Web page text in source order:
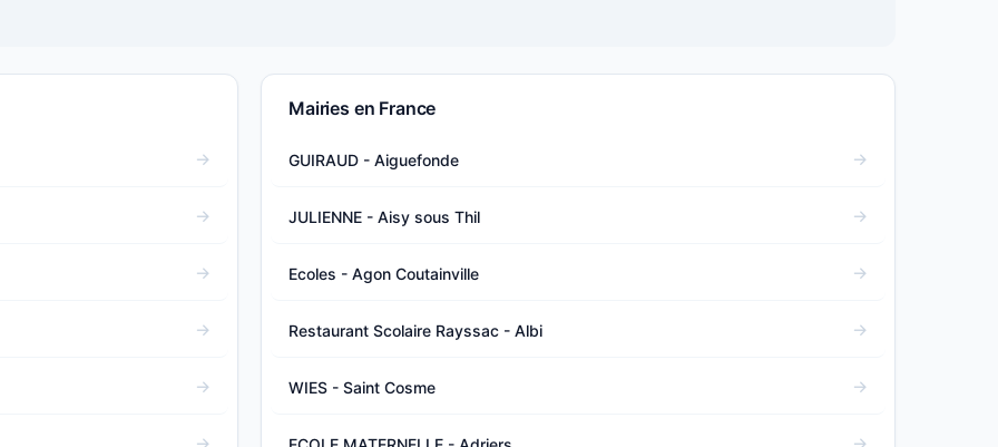
Mairies en France
GUIRAUD - Aiguefonde
JULIENNE - Aisy sous Thil
Ecoles - Agon Coutainville
Restaurant Scolaire Rayssac - Albi
WIES - Saint Cosme